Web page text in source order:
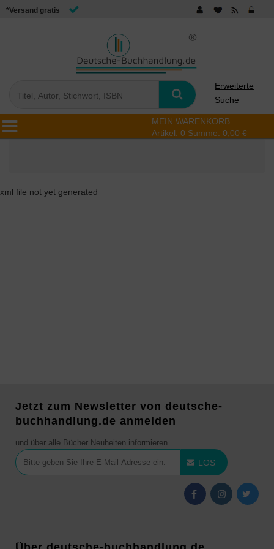
*Versand gratis
Erweiterte
Suche
MEIN WARENKORB
Artikel: 0 Summe: 0,00 €
xml file not yet generated
Jetzt zum Newsletter von deutsche-
buchhandlung.de anmelden
und über alle Bücher Neuheiten informieren
LOS